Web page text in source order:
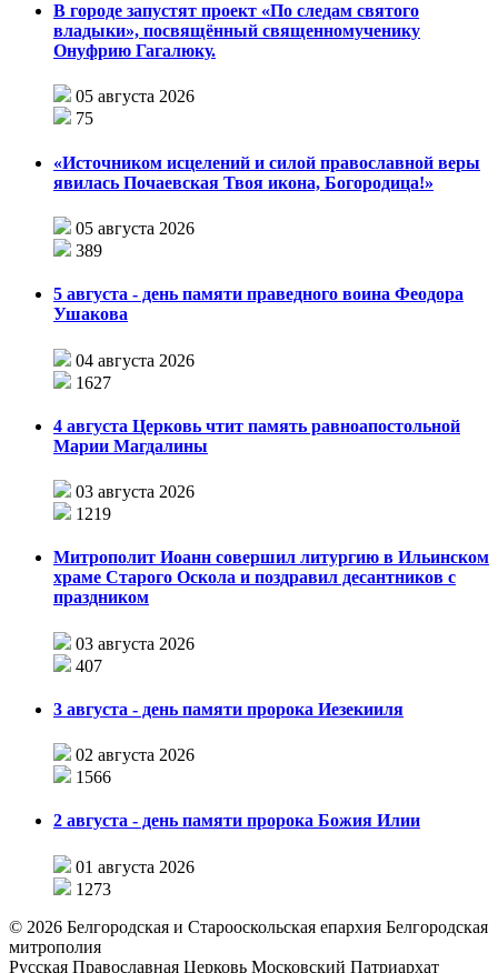
В городе запустят проект «По следам святого
владыки», посвящённый священномученику
Онуфрию Гагалюку.
05 августа 2026
75
«Источником исцелений и силой православной веры
явилась Почаевская Твоя икона, Богородица!»
05 августа 2026
389
5 августа - день памяти праведного воина Феодора
Ушакова
04 августа 2026
1627
4 августа Церковь чтит память равноапостольной
Марии Магдалины
03 августа 2026
1219
Митрополит Иоанн совершил литургию в Ильинском
храме Старого Оскола и поздравил десантников с
праздником
03 августа 2026
407
3 августа - день памяти пророка Иезекииля
02 августа 2026
1566
2 августа - день памяти пророка Божия Илии
01 августа 2026
1273
© 2026 Белгородская и Старооскольская епархия Белгородская
митрополия
Русская Православная Церковь Московский Патриархат